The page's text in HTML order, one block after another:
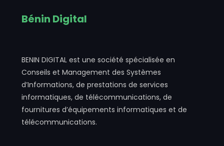
Bénin Digital
BENIN DIGITAL est une société spécialisée en
Conseils et Management des Systèmes
d’Informations, de prestations de services
informatiques, de télécommunications, de
fournitures d’équipements informatiques et de
télécommunications.